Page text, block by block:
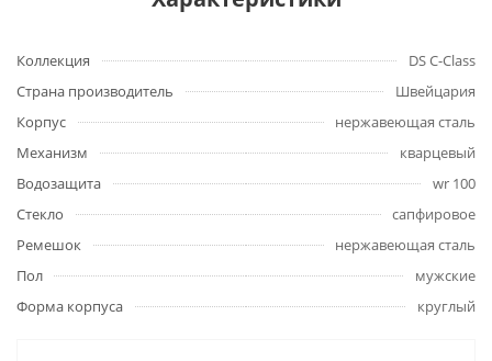
Коллекция
DS C-Class
Страна производитель
Швейцария
Корпус
нержавеющая сталь
Механизм
кварцевый
Водозащита
wr 100
Стекло
сапфировое
Ремешок
нержавеющая сталь
Пол
мужские
Форма корпуса
круглый